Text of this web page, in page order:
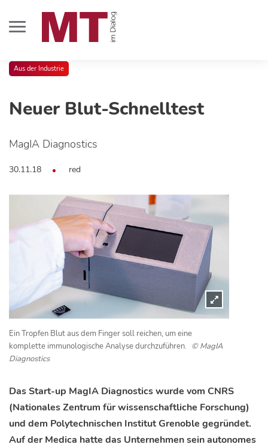
Aus der Industrie
Neuer Blut-Schnelltest
MagIA Diagnostics
30.11.18 red
Ein Tropfen Blut aus dem Finger soll reichen, um eine
komplette immunologische Analyse durchzuführen. © MagIA
Diagnostics
Das Start-up MagIA Diagnostics wurde vom CNRS
(Nationales Zentrum für wissenschaftliche Forschung)
und dem Polytechnischen Institut Grenoble gegründet.
Auf der Medica hatte das Unternehmen sein autonomes